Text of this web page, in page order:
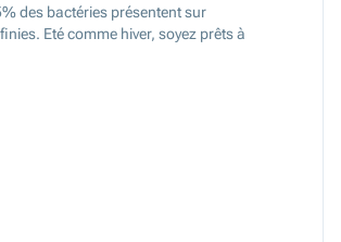
des bactéries présentent sur
Eté comme hiver, soyez prêts à